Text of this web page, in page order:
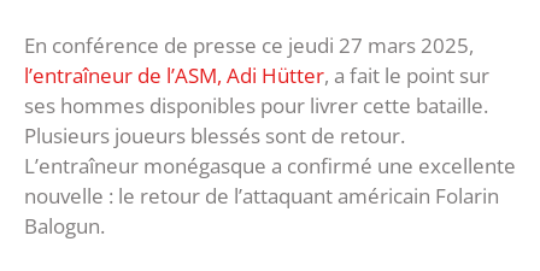
En conférence de presse ce jeudi 27 mars 2025,
l’entraîneur de l’ASM, Adi Hütter, a fait le point sur
ses hommes disponibles pour livrer cette bataille.
Plusieurs joueurs blessés sont de retour.
L’entraîneur monégasque a confirmé une excellente
nouvelle : le retour de l’attaquant américain Folarin
Balogun.